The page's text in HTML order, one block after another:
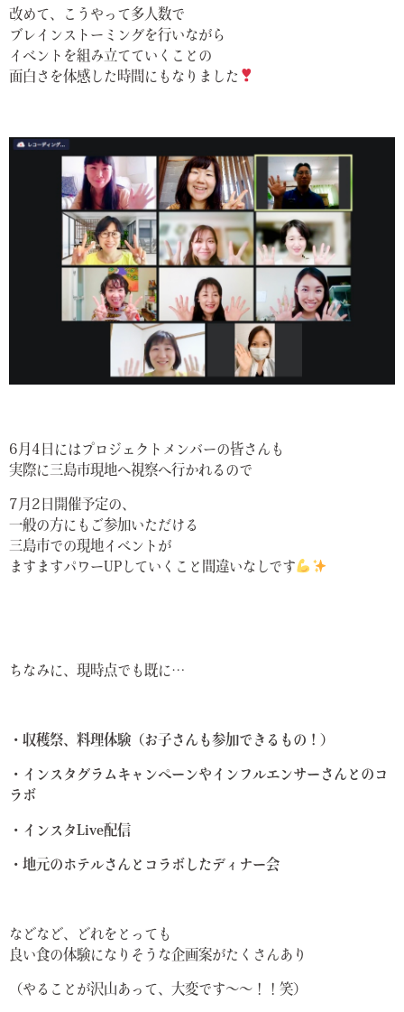
改めて、こうやって多人数で
ブレインストーミングを行いながら
イベントを組み立てていくことの
面白さを体感した時間にもなりました
6月4日にはプロジェクトメンバーの皆さんも
実際に三島市現地へ視察へ行かれるので
7月2日開催予定の、
一般の方にもご参加いただける
三島市での現地イベントが
ますますパワーUPしていくこと間違いなしです
ちなみに、現時点でも既に…
・収穫祭、料理体験（お子さんも参加できるもの！）
・インスタグラムキャンペーンやインフルエンサーさんとのコ
ラボ
・インスタLive配信
・地元のホテルさんとコラボしたディナー会
などなど、どれをとっても
良い食の体験になりそうな企画案がたくさんあり
（やることが沢山あって、大変です〜〜！！笑）